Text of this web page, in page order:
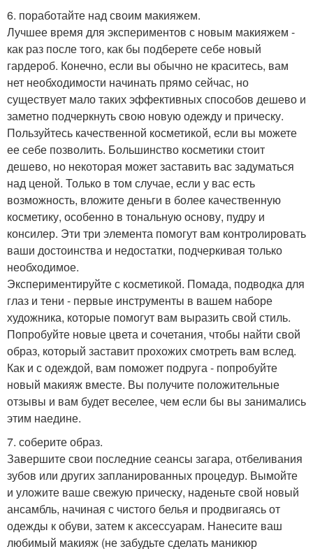
6. поработайте над своим макияжем.
Лучшее время для экспериментов с новым макияжем -
как раз после того, как бы подберете себе новый
гардероб. Конечно, если вы обычно не краситесь, вам
нет необходимости начинать прямо сейчас, но
существует мало таких эффективных способов дешево и
заметно подчеркнуть свою новую одежду и прическу.
Пользуйтесь качественной косметикой, если вы можете
ее себе позволить. Большинство косметики стоит
дешево, но некоторая может заставить вас задуматься
над ценой. Только в том случае, если у вас есть
возможность, вложите деньги в более качественную
косметику, особенно в тональную основу, пудру и
консилер. Эти три элемента помогут вам контролировать
ваши достоинства и недостатки, подчеркивая только
необходимое.
Экспериментируйте с косметикой. Помада, подводка для
глаз и тени - первые инструменты в вашем наборе
художника, которые помогут вам выразить свой стиль.
Попробуйте новые цвета и сочетания, чтобы найти свой
образ, который заставит прохожих смотреть вам вслед.
Как и с одеждой, вам поможет подруга - попробуйте
новый макияж вместе. Вы получите положительные
отзывы и вам будет веселее, чем если бы вы занимались
этим наедине.
7. соберите образ.
Завершите свои последние сеансы загара, отбеливания
зубов или других запланированных процедур. Вымойте
и уложите ваше свежую прическу, наденьте свой новый
ансамбль, начиная с чистого белья и продвигаясь от
одежды к обуви, затем к аксессуарам. Нанесите ваш
любимый макияж (не забудьте сделать маникюр